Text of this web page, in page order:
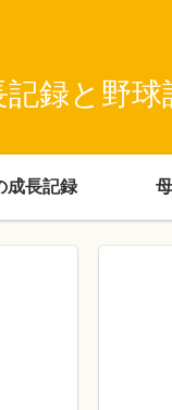
録と野球
成長記録